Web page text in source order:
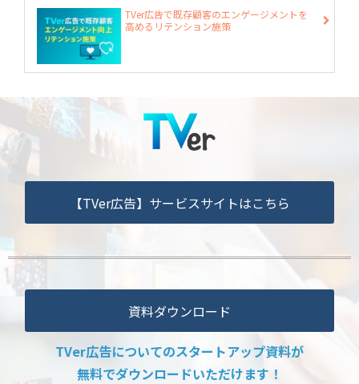
TVer広告で既存顧客のエンゲージメントを
高めるリテンション施策
【TVer広告】サービスサイトはこちら
資料ダウンロード
TVer広告についてのスタートアップ資料が
無料でダウンロードいただけます！